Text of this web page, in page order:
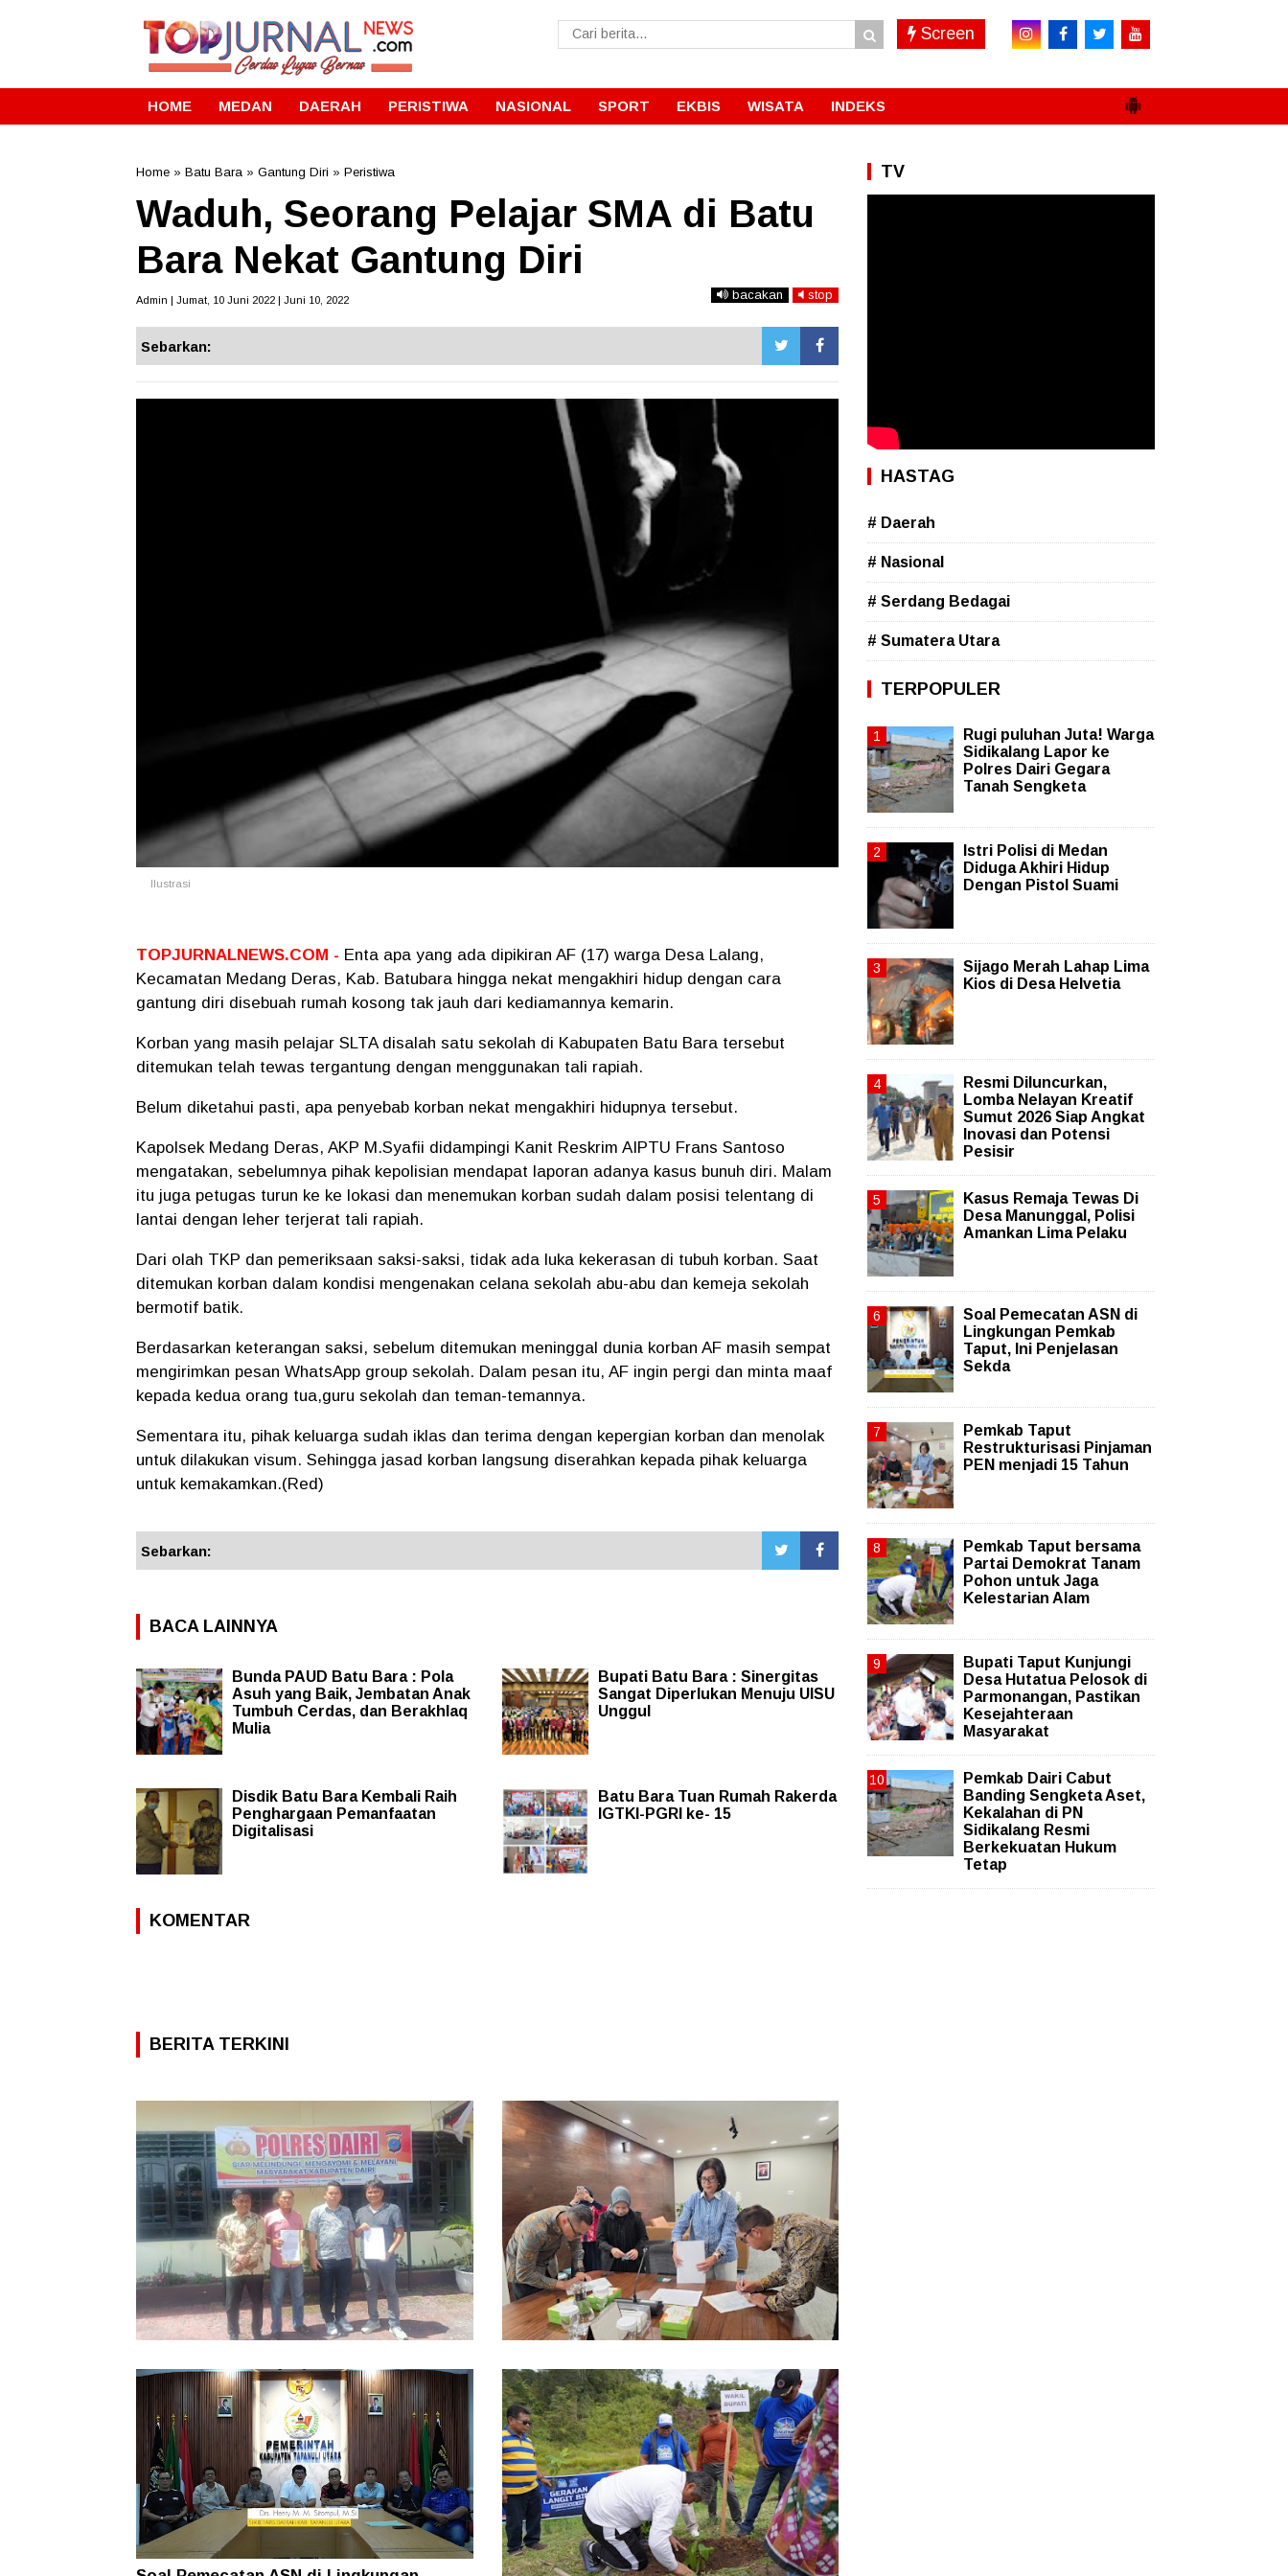
Screen
HOME MEDAN DAERAH PERISTIWA NASIONAL SPORT EKBIS WISATA INDEKS
Home » Batu Bara » Gantung Diri » Peristiwa
Waduh, Seorang Pelajar SMA di Batu
Bara Nekat Gantung Diri
Admin | Jumat, 10 Juni 2022 | Juni 10, 2022 bacakan stop
Sebarkan:
Ilustrasi
TOPJURNALNEWS.COM - Enta apa yang ada dipikiran AF (17) warga Desa Lalang,
Kecamatan Medang Deras, Kab. Batubara hingga nekat mengakhiri hidup dengan cara
gantung diri disebuah rumah kosong tak jauh dari kediamannya kemarin.
Korban yang masih pelajar SLTA disalah satu sekolah di Kabupaten Batu Bara tersebut
ditemukan telah tewas tergantung dengan menggunakan tali rapiah.
Belum diketahui pasti, apa penyebab korban nekat mengakhiri hidupnya tersebut.
Kapolsek Medang Deras, AKP M.Syafii didampingi Kanit Reskrim AIPTU Frans Santoso
mengatakan, sebelumnya pihak kepolisian mendapat laporan adanya kasus bunuh diri. Malam
itu juga petugas turun ke ke lokasi dan menemukan korban sudah dalam posisi telentang di
lantai dengan leher terjerat tali rapiah.
Dari olah TKP dan pemeriksaan saksi-saksi, tidak ada luka kekerasan di tubuh korban. Saat
ditemukan korban dalam kondisi mengenakan celana sekolah abu-abu dan kemeja sekolah
bermotif batik.
Berdasarkan keterangan saksi, sebelum ditemukan meninggal dunia korban AF masih sempat
mengirimkan pesan WhatsApp group sekolah. Dalam pesan itu, AF ingin pergi dan minta maaf
kepada kedua orang tua,guru sekolah dan teman-temannya.
Sementara itu, pihak keluarga sudah iklas dan terima dengan kepergian korban dan menolak
untuk dilakukan visum. Sehingga jasad korban langsung diserahkan kepada pihak keluarga
untuk kemakamkan.(Red)
Sebarkan:
BACA LAINNYA
Bunda PAUD Batu Bara : Pola
Asuh yang Baik, Jembatan Anak
Tumbuh Cerdas, dan Berakhlaq
Mulia
Bupati Batu Bara : Sinergitas
Sangat Diperlukan Menuju UISU
Unggul
Disdik Batu Bara Kembali Raih
Penghargaan Pemanfaatan
Digitalisasi
Batu Bara Tuan Rumah Rakerda
IGTKI-PGRI ke- 15
KOMENTAR
BERITA TERKINI
Dugaan Pengrusakan Bangunan Rugikan
Ratusan Juta Dilaporkan ke Polres Dairi,
Kuasa Hukum Minta Pelaku Diusut
Pemkab Taput Restrukturisasi Pinjaman
PEN menjadi 15 Tahun‎
TV
HASTAG
# Daerah
# Nasional
# Serdang Bedagai
# Sumatera Utara
TERPOPULER
Rugi puluhan Juta! Warga
Sidikalang Lapor ke
Polres Dairi Gegara
Tanah Sengketa
Istri Polisi di Medan
Diduga Akhiri Hidup
Dengan Pistol Suami
Sijago Merah Lahap Lima
Kios di Desa Helvetia
Resmi Diluncurkan,
Lomba Nelayan Kreatif
Sumut 2026 Siap Angkat
Inovasi dan Potensi
Pesisir
Kasus Remaja Tewas Di
Desa Manunggal, Polisi
Amankan Lima Pelaku
Soal Pemecatan ASN di
Lingkungan Pemkab
Taput, Ini Penjelasan
Sekda
Pemkab Taput
Restrukturisasi Pinjaman
PEN menjadi 15 Tahun‎
Pemkab Taput bersama
Partai Demokrat Tanam
Pohon untuk Jaga
Kelestarian Alam
Bupati Taput Kunjungi
Desa Hutatua Pelosok di
Parmonangan, Pastikan
Kesejahteraan
Masyarakat
Pemkab Dairi Cabut
Banding Sengketa Aset,
Kekalahan di PN
Sidikalang Resmi
Berkekuatan Hukum
Tetap